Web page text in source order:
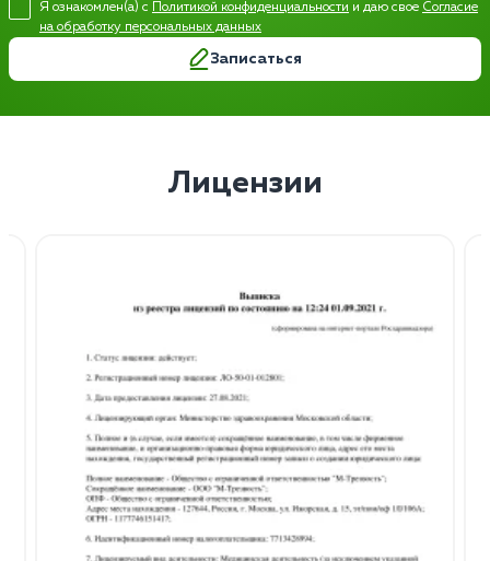
Я ознакомлен(а) с Политикой конфиденциальности и даю свое Согласие
на обработку персональных данных
Записаться
Лицензии